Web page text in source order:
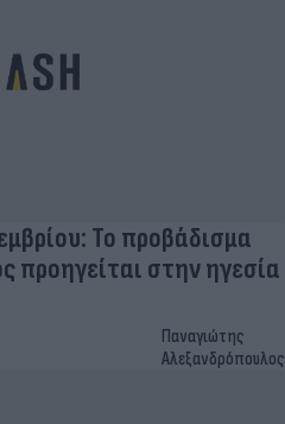
Το προβάδισμα
προηγείται στην ηγεσία
Παναγιώτης
Αλεξανδρόπουλος